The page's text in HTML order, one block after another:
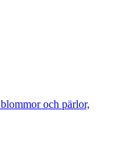
och pärlor,